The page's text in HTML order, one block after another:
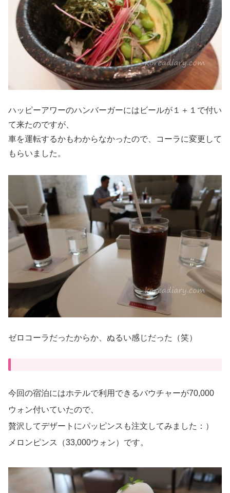
ハッピーアワーのハンバーガーにはビールが１＋１で付い
て来たのですが、
車を運転するかもわからなかったので、コーラに変更して
もらいました。
ゼロコーラだったからか、ぬるい感じだった（笑）
今回の宿泊にはホテルで利用できるバウチャーが70,000
ウォン付いていたので、
贅沢してデザートにパッピンスも注文してみました：）
メロンピンス（33,000ウォン）です。